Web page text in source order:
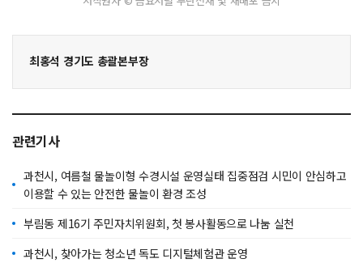
최홍석 경기도 총괄본부장
관련기사
과천시, 여름철 물놀이형 수경시설 운영실태 집중점검 시민이 안심하고
이용할 수 있는 안전한 물놀이 환경 조성
부림동 제16기 주민자치위원회, 첫 봉사활동으로 나눔 실천
과천시, 찾아가는 청소년 독도 디지털체험관 운영